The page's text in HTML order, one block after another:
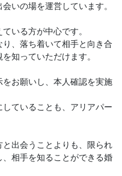
いの場を運営しています。
いる方が中心です。
、落ち着いて相手と向き合
知っていただけます。
お願いし、本人確認を実施
ていることも、アリアパー
出会うことよりも、限られ
相手を知ることができる婚